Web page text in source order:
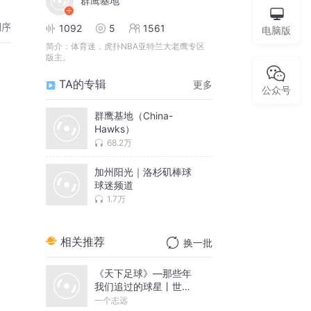
1092 5 1561
简介： 体育迷，虎扑NBA亚特兰大老鹰专区
版主。
TA的专辑 更多
群鹰基地（China-
Hawks）
68.2万
加州阳光｜洛杉矶棒球
球迷频道
1.7万
相关推荐 换一批
《天下足球》—那些年
我们追过的球星丨世界
杯
一个志远
电脑版
公众号